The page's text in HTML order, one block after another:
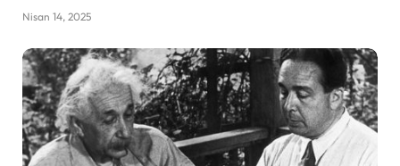
Nisan 14, 2025